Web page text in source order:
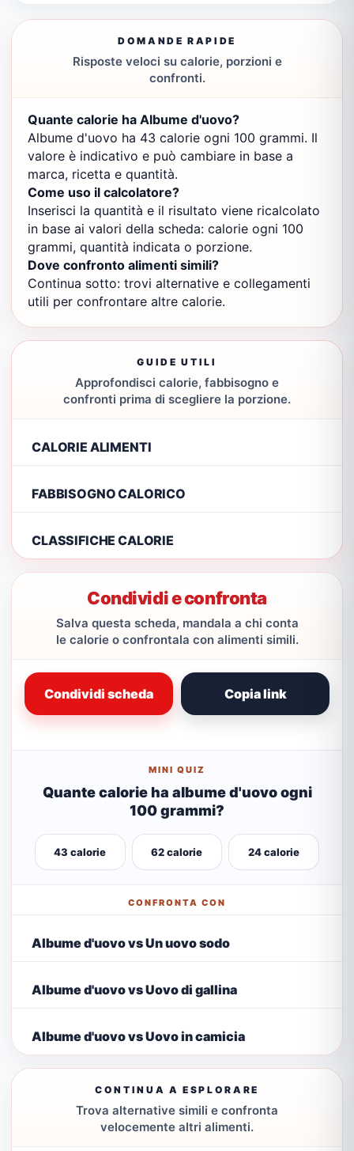
DOMANDE RAPIDE
Risposte veloci su calorie, porzioni e
confronti.
Quante calorie ha Albume d'uovo?
Albume d'uovo ha 43 calorie ogni 100 grammi. Il
valore è indicativo e può cambiare in base a
marca, ricetta e quantità.
Come uso il calcolatore?
Inserisci la quantità e il risultato viene ricalcolato
in base ai valori della scheda: calorie ogni 100
grammi, quantità indicata o porzione.
Dove confronto alimenti simili?
Continua sotto: trovi alternative e collegamenti
utili per confrontare altre calorie.
GUIDE UTILI
Approfondisci calorie, fabbisogno e
confronti prima di scegliere la porzione.
CALORIE ALIMENTI
FABBISOGNO CALORICO
CLASSIFICHE CALORIE
Condividi e confronta
Salva questa scheda, mandala a chi conta
le calorie o confrontala con alimenti simili.
Condividi scheda Copia link
MINI QUIZ
Quante calorie ha albume d'uovo ogni
100 grammi?
43 calorie 62 calorie 24 calorie
CONFRONTA CON
Albume d'uovo vs Un uovo sodo
Albume d'uovo vs Uovo di gallina
Albume d'uovo vs Uovo in camicia
CONTINUA A ESPLORARE
Trova alternative simili e confronta
velocemente altri alimenti.